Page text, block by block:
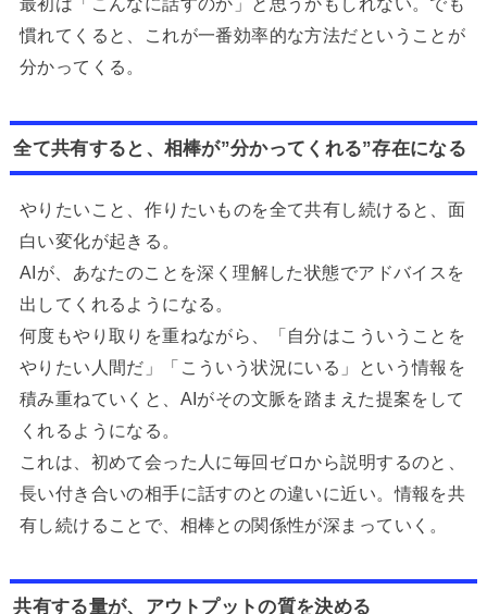
慣れてくると、これが一番効率的な方法だということが
分かってくる。
全て共有すると、相棒が”分かってくれる”存在になる
やりたいこと、作りたいものを全て共有し続けると、面
白い変化が起きる。
AIが、あなたのことを深く理解した状態でアドバイスを
出してくれるようになる。
何度もやり取りを重ねながら、「自分はこういうことを
やりたい人間だ」「こういう状況にいる」という情報を
積み重ねていくと、AIがその文脈を踏まえた提案をして
くれるようになる。
これは、初めて会った人に毎回ゼロから説明するのと、
長い付き合いの相手に話すのとの違いに近い。情報を共
有し続けることで、相棒との関係性が深まっていく。
共有する量が、アウトプットの質を決める